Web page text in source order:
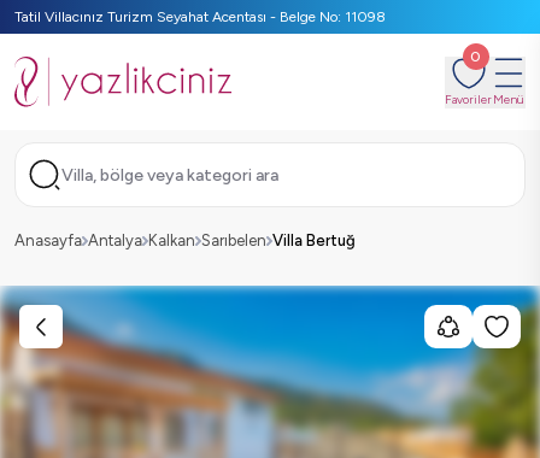
Tatil Villacınız Turizm Seyahat Acentası - Belge No: 11098
0
FavorilerMenü
Villa, bölge veya kategori ara
Anasayfa Antalya Kalkan Sarıbelen Villa Bertuğ